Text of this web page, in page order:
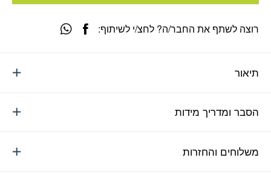
תיאור
הסבר ומדריך מידות
משלוחים והחזרות
רוצה לשתף את החבר/ה? לחצ/י לשיתוף: